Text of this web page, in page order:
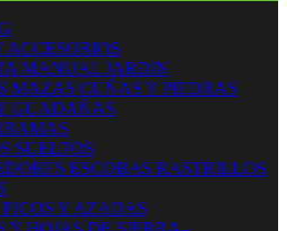
MANUAL JARDIN
MAZAS CUÑAS Y PIEDRAS
GUADAÑAS
SUELTOS
ESCOBAS RASTRILLOS
Y AZADAS